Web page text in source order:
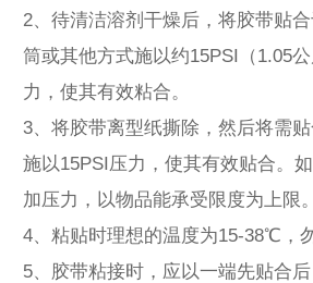
2、待清洁溶剂干燥后，将胶带贴
筒或其他方式施以约15PSI（1.05
力，使其有效粘合。
3、将胶带离型纸撕除，然后将需
施以15PSI压力，使其有效贴合。
加压力，以物品能承受限度为上限。
4、粘贴时理想的温度为15-38℃，
5、胶带粘接时，应以一端先贴合